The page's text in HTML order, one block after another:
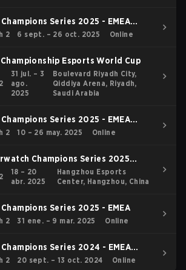
Series 2025 - EMEA
2 6 sept. – 26 oct. 2025 Online
Esports World Cup
31 jul. – 3
ago.
2025
Boulevard Riyadh City,
Qiddiya Arena, Riyadh,
Saudi Arabia
Series 2025 - EMEA
2 10 – 26 may. 2025 Online
Champions Series 2025
Clashd Entertainment Overwatch
Champions Series 2025
18 – 20
abr. 2025
Hangzhou Esports
Center, Hangzhou, China
Series 2025 - EMEA
2 31 ene. – 9 mar. 2025 Online
Series 2024 - EMEA
2 20 sept. – 13 oct. 2024 Online